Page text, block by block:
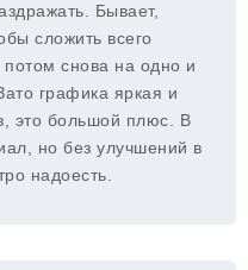
Бывает,
сложить всего
потом снова на одно и
графика яркая и
это большой плюс. В
но без улучшений в
надоесть.